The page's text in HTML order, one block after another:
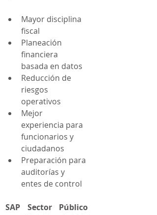
Mayor disciplina
fiscal
Planeación
financiera
basada en datos
Reducción de
riesgos
operativos
Mejor
experiencia para
funcionarios y
ciudadanos
Preparación para
auditorías y
entes de control
SAP Sector Público